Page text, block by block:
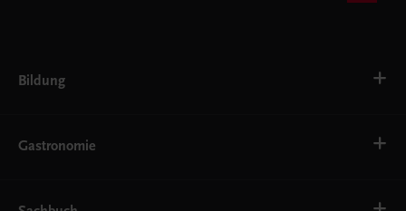
Bildung
AHS
EWF/ZWF
Gastronomie